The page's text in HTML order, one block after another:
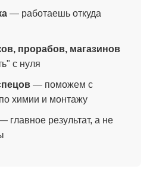
— работаешь откуда
прорабов, магазинов
с нуля
— поможем с
химии и монтажу
главное результат, а не